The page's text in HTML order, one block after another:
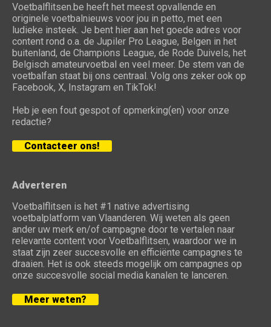
Voetbalflitsen.be heeft het meest opvallende en
originele voetbalnieuws voor jou in petto, met een
ludieke insteek. Je bent hier aan het goede adres voor
content rond o.a. de Jupiler Pro League, Belgen in het
buitenland, de Champions League, de Rode Duivels, het
Belgisch amateurvoetbal en veel meer. De stem van de
voetbalfan staat bij ons centraal. Volg ons zeker ook op
Facebook, X, Instagram en TikTok!
Heb je een fout gespot of opmerking(en) voor onze
redactie?
Contacteer ons!
Adverteren
Voetbalflitsen is het #1 native advertising
voetbalplatform van Vlaanderen. Wij weten als geen
ander uw merk en/of campagne door te vertalen naar
relevante content voor Voetbalflitsen, waardoor we in
staat zijn zeer succesvolle en efficiënte campagnes te
draaien. Het is ook steeds mogelijk om campagnes op
onze succesvolle social media kanalen te lanceren.
Meer weten?